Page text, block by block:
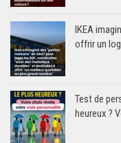
IKEA
offrir un
Test de
heureux ?